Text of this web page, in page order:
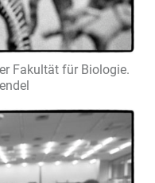
Fakultät für Biologie.